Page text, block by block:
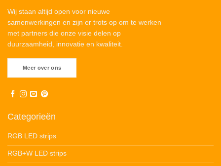
Wij staan altijd open voor nieuwe
samenwerkingen en zijn er trots op om te werken
met partners die onze visie delen op
duurzaamheid, innovatie en kwaliteit.
Meer over ons
Categorieën
RGB LED strips
RGB+W LED strips